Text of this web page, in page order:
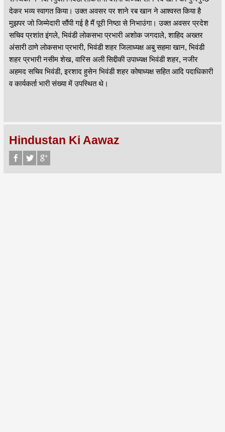
देकर भव्य स्वागत किया। उक्त अवसर पर शाने रब खान ने आश्वस्त किया है
मुझपर जो जिम्मेदारी सौंपी गई है मैं पूरी निष्ठा से निभाउंगा। उक्त अवसर प्रदेश
सचिव प्रशांत इंगले, भिवंडी लोकसभा प्रभारी अशोक जगदाले, शाहिद अख्तर
अंसारी ठाणे लोकसभा प्रभारी, भिवंडी शहर जिलाध्यक्ष अबु सहमा खान, भिवंडी
शहर प्रभारी नसीम शेख, वारिस अली सिद्दीकी उपाध्यक्ष भिवंडी शहर, नजीर
अहमद सचिव भिवंडी, इरशाद हुसेन भिवंडी शहर कोषाध्यक्ष सहित आदि पदाधिकारी
व कार्यकर्ता भारी संख्या में उपस्थित थे।
Hindustan Ki Aawaz